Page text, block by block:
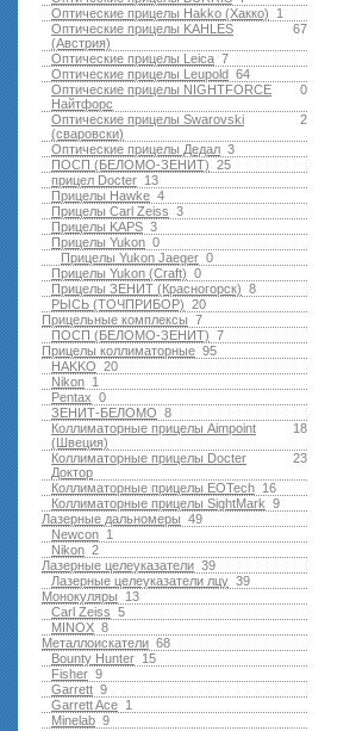
1
Оптические прицелы Hakko (Хакко)
67
Оптические прицелы KAHLES
(Австрия)
7
Оптические прицелы Leica
64
Оптические прицелы Leupold
0
Оптические прицелы NIGHTFORCE
Найтфорс
2
Оптические прицелы Swarovski
(сваровски)
3
Оптические прицелы Дедал
25
ПОСП (БЕЛОМО-ЗЕНИТ)
13
прицел Docter
4
Прицелы Hawke
3
Прицелы Carl Zeiss
3
Прицелы KAPS
0
Прицелы Yukon
0
Прицелы Yukon Jaeger
0
Прицелы Yukon (Craft)
8
Прицелы ЗЕНИТ (Красногорск)
20
РЫСЬ (ТОЧПРИБОР)
7
Прицельные комплексы
7
ПОСП (БЕЛОМО-ЗЕНИТ)
95
Прицелы коллиматорные
20
HAKKO
1
Nikon
0
Pentax
8
ЗЕНИТ-БЕЛОМО
18
Коллиматорные прицелы Aimpoint
(Швеция)
23
Коллиматорные прицелы Docter
Доктор
16
Коллиматорные прицелы EOTech
9
Коллиматорные прицелы SightMark
49
Лазерные дальномеры
1
Newcon
2
Nikon
39
Лазерные целеуказатели
39
Лазерные целеуказатели лцу
13
Монокуляры
5
Carl Zeiss
8
MINOX
68
Металлоискатели
15
Bounty Hunter
9
Fisher
9
Garrett
1
Garrett Ace
9
Minelab